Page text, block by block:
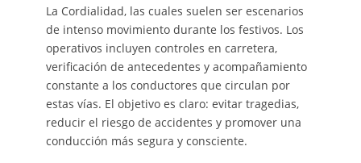
La Cordialidad, las cuales suelen ser escenarios
de intenso movimiento durante los festivos. Los
operativos incluyen controles en carretera,
verificación de antecedentes y acompañamiento
constante a los conductores que circulan por
estas vías. El objetivo es claro: evitar tragedias,
reducir el riesgo de accidentes y promover una
conducción más segura y consciente.